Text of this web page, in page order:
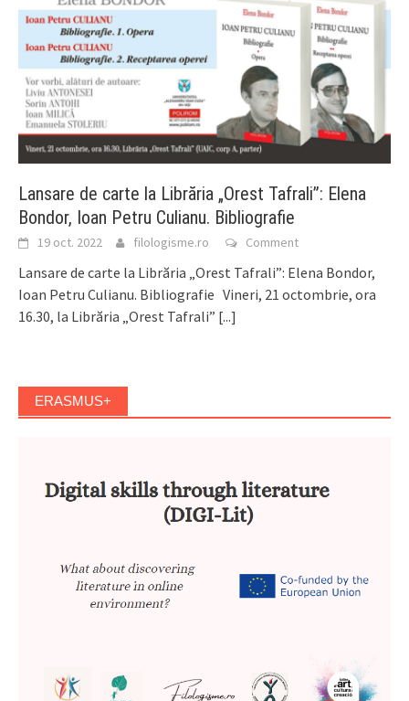
Lansare de carte la Librăria „Orest Tafrali”: Elena
Bondor, Ioan Petru Culianu. Bibliografie
19 oct. 2022 filologisme.ro Comment
Lansare de carte la Librăria „Orest Tafrali”: Elena Bondor,
Ioan Petru Culianu. Bibliografie Vineri, 21 octombrie, ora
16.30, la Librăria „Orest Tafrali” [...]
ERASMUS+